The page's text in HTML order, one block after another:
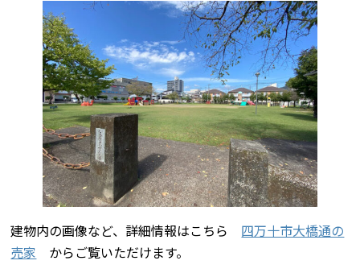
建物内の画像など、詳細情報はこちら 四万十市大橋通の
売家 からご覧いただけます。